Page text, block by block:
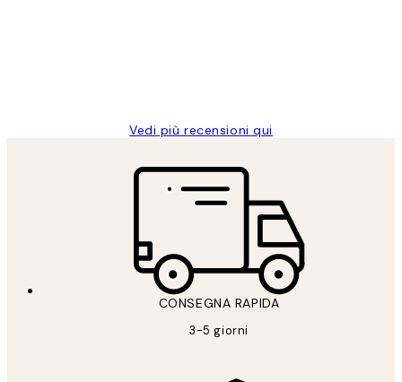
Vedi più recensioni qui
CONSEGNA RAPIDA
3-5 giorni